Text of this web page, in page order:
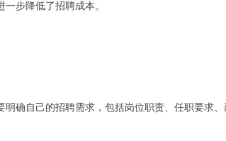
一步降低了招聘成本。
明确自己的招聘需求，包括岗位职责、任职要求